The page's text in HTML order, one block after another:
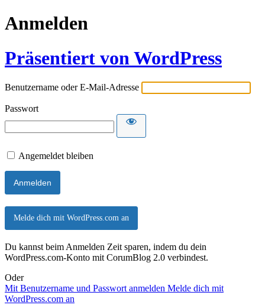
Anmelden
Präsentiert von WordPress
Benutzername oder E-Mail-Adresse
Passwort
Angemeldet bleiben
Melde dich mit WordPress.com an
Du kannst beim Anmelden Zeit sparen, indem du dein
WordPress.com-Konto mit CorumBlog 2.0 verbindest.
Oder
Mit Benutzername und Passwort anmelden Melde dich mit
WordPress.com an